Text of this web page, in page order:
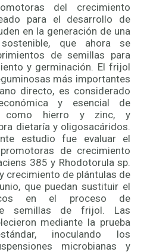
del crecimiento
para el desarrollo de
en la generación de una
que ahora se
de semillas para
y germinación. El frijol
más importantes
directo, es considerado
y esencial de
como hierro y zinc, y
dietaría y oligosacáridos.
estudio fue evaluar el
de crecimiento
385 y Rhodotorula sp.
crecimiento de plántulas de
que puedan sustituir el
en el proceso de
semillas de frijol. Las
mediante la prueba
inoculando los
microbianas y